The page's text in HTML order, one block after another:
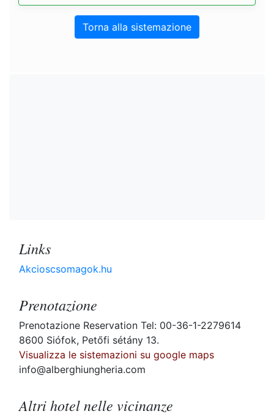
Torna alla sistemazione
Links
Akcioscsomagok.hu
Prenotazione
Prenotazione Reservation Tel: 00-36-1-2279614
8600 Siófok, Petőfi sétány 13.
Visualizza le sistemazioni su google maps
info@alberghiungheria.com
Altri hotel nelle vicinanze